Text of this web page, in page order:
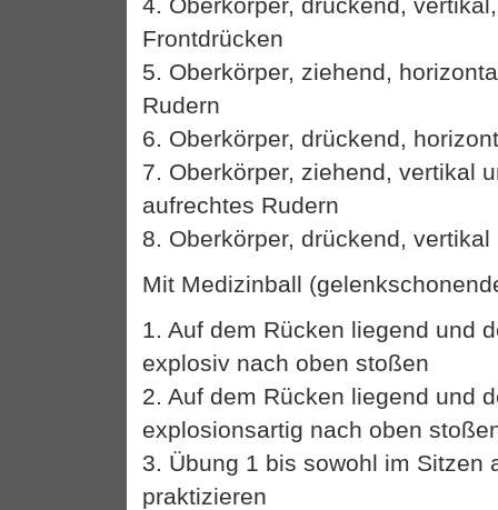
Frontdrücken
5. Oberkörper, ziehend,
Rudern
6. Oberkörper, drückend,
7. Oberkörper, ziehend, vertikal
aufrechtes Rudern
8. Oberkörper, drückend,
Mit Medizinball
1. Auf dem Rücken liegend und
explosiv nach oben stoßen
2. Auf dem Rücken liegend und
explosionsartig nach oben
3. Übung 1 bis sowohl im Sitzen
praktizieren